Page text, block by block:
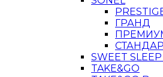
ГРАНД
SWEET
TAKE&GO